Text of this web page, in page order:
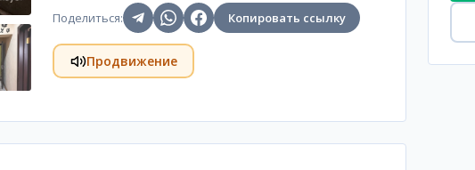
Поделиться: Копировать ссылку
Продвижение